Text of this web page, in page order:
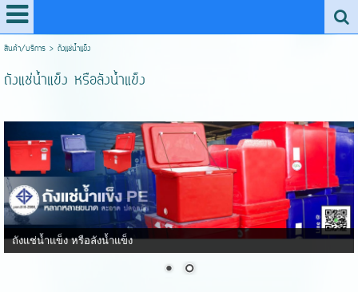
สินค้า/บริการ> ถังแช่น้ำแข็ง
ถังแช่น้ำแข็ง หรือลังน้ำแข็ง
ถังแช่น้ำแข็ง หรือลังน้ำแข็ง